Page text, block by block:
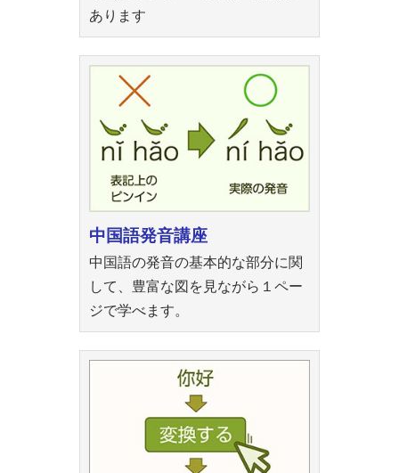
あります
中国語発音講座
中国語の発音の基本的な部分に関
して、豊富な図を見ながら１ペー
ジで学べます。